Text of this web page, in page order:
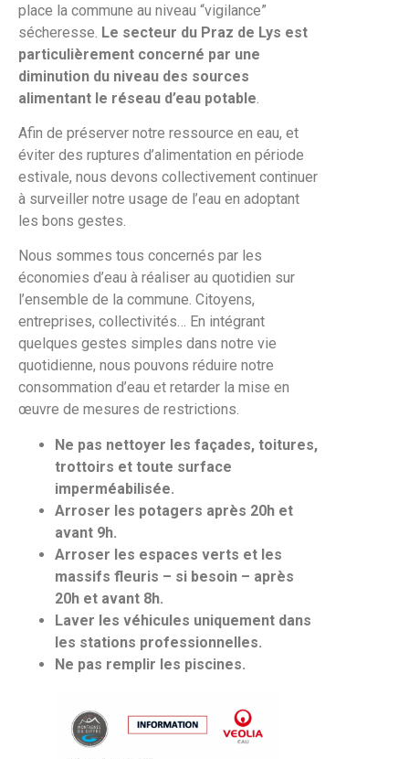
place la commune au niveau “vigilance”
sécheresse. Le secteur du Praz de Lys est
particulièrement concerné par une
diminution du niveau des sources
alimentant le réseau d’eau potable
Afin de préserver notre ressource en eau, et
éviter des ruptures d’alimentation en période
estivale, nous devons collectivement continuer
à surveiller notre usage de l’eau en adoptant
les bons gestes.
Nous sommes tous concernés par les
économies d’eau à réaliser au quotidien sur
l’ensemble de la commune. Citoyens,
entreprises, collectivités… En intégrant
quelques gestes simples dans notre vie
quotidienne, nous pouvons réduire notre
consommation d’eau et retarder la mise en
œuvre de mesures de restrictions.
Ne pas nettoyer les façades, toitures,
trottoirs et toute surface
imperméabilisée.
Arroser les potagers après 20h et
avant 9h.
Arroser les espaces verts et les
massifs fleuris – si besoin – après
20h et avant 8h.
Laver les véhicules uniquement dans
les stations professionnelles.
Ne pas remplir les piscines.